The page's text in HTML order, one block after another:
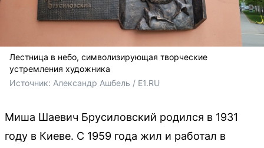
Лестница в небо, символизирующая творческие
устремления художника
Источник: Александр Ашбель / E1.RU
Миша Шаевич Брусиловский родился в 1931
году в Киеве. С 1959 года жил и работал в